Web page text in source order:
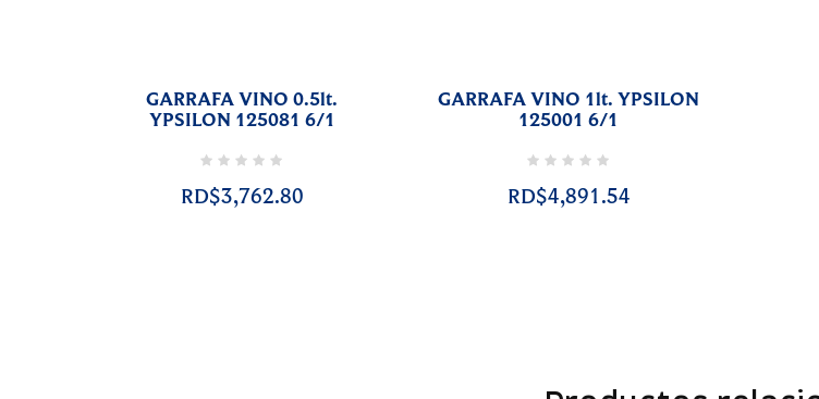
GARRAFA VINO 0.5lt.
YPSILON 125081 6/1
RD$3,762.80
GARRAFA VINO 1lt. YPSILON
125001 6/1
RD$4,891.54